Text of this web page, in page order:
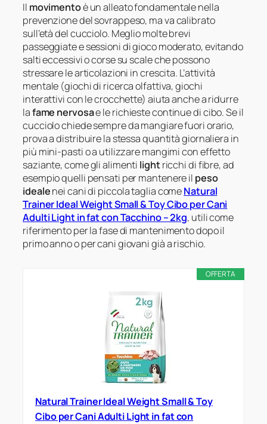
Il movimentoè un alleato fondamentale nella
prevenzione del sovrappeso, ma va calibrato
sull’età del cucciolo. Meglio molte brevi
passeggiate e sessioni di gioco moderato, evitando
salti eccessivi o corse su scale che possono
stressare le articolazioni in crescita. L’attività
mentale (giochi di ricerca olfattiva, giochi
interattivi con le crocchette) aiuta anche a ridurre
lafame nervosae le richieste continue di cibo. Se il
cucciolo chiede sempre da mangiare fuori orario,
prova a distribuire la stessa quantità giornaliera in
più mini-pasti o a utilizzare mangimi con effetto
saziante, come gli alimenti lightricchi di fibre, ad
esempio quelli pensati per mantenere il peso
idealenei cani di piccola taglia comeNatural
Trainer Ideal Weight Small & Toy Cibo per Cani
Adulti Light in fat con Tacchino – 2kg, utili come
riferimento per la fase di mantenimento dopo il
primo anno o per cani giovani già a rischio.
OFFERTA
Natural Trainer Ideal Weight Small & Toy
Cibo per Cani Adulti Light in fat con